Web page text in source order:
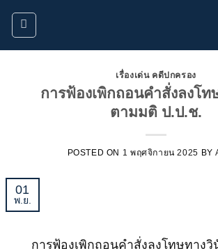
ข้าม
ยัง
เรื่องเด่น คดีปกครอง
การฟ้องเพิกถอนคำสั่งลงโท
ตามมติ ป.ป.ช.
POSTED ON 1 พฤศจิกายน 2025 BY
01
พ.ย.
การฟ้องเพิกถอนคำสั่งลงโทษทาง